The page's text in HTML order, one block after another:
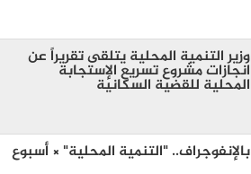
وزير التنمية المحلية يتلقى تقريراً عن
انجازات مشروع تسريع الإستجابة
المحلية للقضية السكانية
بالإنفوجراف.. "التنمية المحلية" × أسبوع